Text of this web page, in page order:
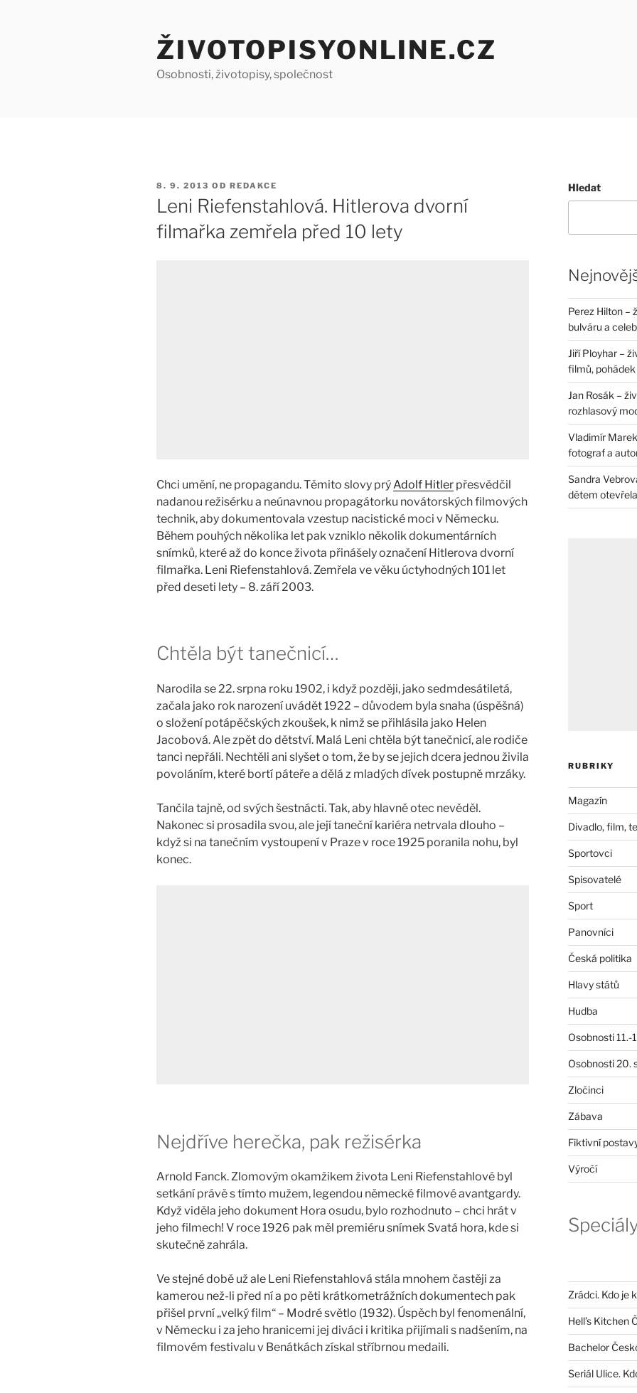
ŽIVOTOPISYONLINE.CZ
Osobnosti, životopisy, společnost
PUBLIKOVÁNO
8. 9. 2013 OD REDAKCE
Leni Riefenstahlová. Hitlerova dvorní
filmařka zemřela před 10 lety
Chci umění, ne propagandu. Těmito slovy prýAdolf Hitler přesvědčil
nadanou režisérku a neúnavnou propagátorku novátorských filmových
technik, aby dokumentovala vzestup nacistické moci v Německu.
Během pouhých několika let pak vzniklo několik dokumentárních
snímků, které až do konce života přinášely označení Hitlerova dvorní
filmařka. Leni Riefenstahlová. Zemřela ve věku úctyhodných 101 let
před deseti lety – 8. září 2003.
Chtěla být tanečnicí…
Narodila se 22. srpna roku 1902, i když později, jako sedmdesátiletá,
začala jako rok narození uvádět 1922 – důvodem byla snaha (úspěšná)
o složení potápěčských zkoušek, k nimž se přihlásila jako Helen
Jacobová. Ale zpět do dětství. Malá Leni chtěla být tanečnicí, ale rodiče
tanci nepřáli. Nechtěli ani slyšet o tom, že by se jejich dcera jednou živila
povoláním, které bortí páteře a dělá z mladých dívek postupně mrzáky.
Tančila tajně, od svých šestnácti. Tak, aby hlavně otec nevěděl.
Nakonec si prosadila svou, ale její taneční kariéra netrvala dlouho –
když si na tanečním vystoupení v Praze v roce 1925 poranila nohu, byl
konec.
Nejdříve herečka, pak režisérka
Arnold Fanck. Zlomovým okamžikem života Leni Riefenstahlové byl
setkání právě s tímto mužem, legendou německé filmové avantgardy.
Když viděla jeho dokument Hora osudu, bylo rozhodnuto – chci hrát v
jeho filmech! V roce 1926 pak měl premiéru snímek Svatá hora, kde si
skutečně zahrála.
Ve stejné době už ale Leni Riefenstahlová stála mnohem častěji za
kamerou než-li před ní a po pěti krátkometrážních dokumentech pak
přišel první „velký film“ – Modré světlo (1932). Úspěch byl fenomenální,
v Německu i za jeho hranicemi jej diváci i kritika přijímali s nadšením, na
filmovém festivalu v Benátkách získal stříbrnou medaili.
Hledat
Perez Hilton –
bulváru a
Jiří Ployhar –
filmů, pohádek
Jan Rosák –
rozhlasový
Vladimír
fotograf a
Sandra
dětem
RUBRIKY
Magazín
Divadlo, film,
Sportovci
Spisovatelé
Sport
Panovníci
Česká politika
Hlavy států
Hudba
Osobnosti 11.-
Osobnosti 20.
Zločinci
Zábava
Fiktivní
Výročí
Zrádci. Kdo je
Hell’s Kitchen
Bachelor
Seriál Ulice.